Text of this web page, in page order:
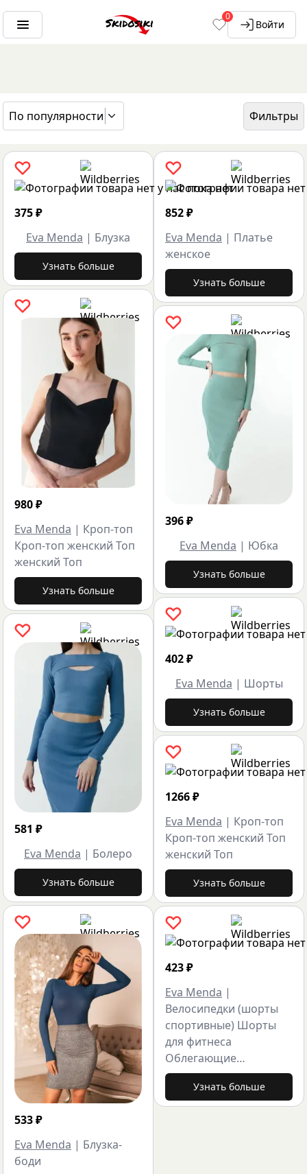
0
Войти
По популярности
Фильтры
ГЛАВНАЯ
БРЕНДЫ
375₽
Eva Menda | Блузка
Узнать больше
980₽
Eva Menda | Кроп-топ
Кроп-топ женский Топ
женский Топ
Узнать больше
581 ₽
Eva Menda | Болеро
Узнать больше
533₽
Eva Menda | Блузка-
боди
852₽
Eva Menda | Платье
женское
Узнать больше
396₽
Eva Menda | Юбка
Узнать больше
402₽
Eva Menda | Шорты
Узнать больше
1266₽
Eva Menda | Кроп-топ
Кроп-топ женский Топ
женский Топ
Узнать больше
423₽
Eva Menda |
Велосипедки (шорты
спортивные) Шорты
для фитнеса
Облегающие…
Узнать больше